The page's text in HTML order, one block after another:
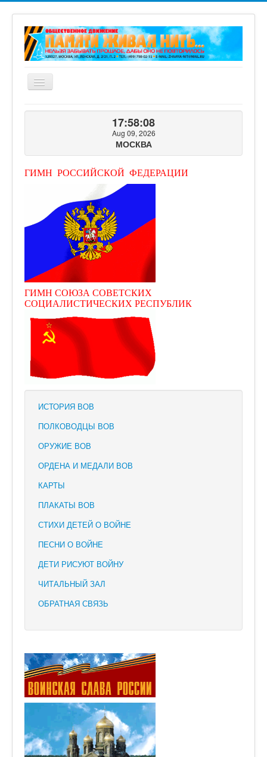
Включить/
выключить
ГЛАВНАЯ
ВИДЕОГАЛЕРЕЯ
КНИГИ ПРОЕКТА
КОНТАКТЫ
17:58:09
Aug 09, 2026
МОСКВА
ГИМН РОССИЙСКОЙ ФЕДЕРАЦИИ
ГИМН СОЮЗА СОВЕТСКИХ
СОЦИАЛИСТИЧЕСКИХ РЕСПУБЛИК
ИСТОРИЯ ВОВ
ПОЛКОВОДЦЫ ВОВ
ОРУЖИЕ ВОВ
ОРДЕНА И МЕДАЛИ ВОВ
КАРТЫ
ПЛАКАТЫ ВОВ
СТИХИ ДЕТЕЙ О ВОЙНЕ
ПЕСНИ О ВОЙНЕ
ДЕТИ РИСУЮТ ВОЙНУ
ЧИТАЛЬНЫЙ ЗАЛ
ОБРАТНАЯ СВЯЗЬ